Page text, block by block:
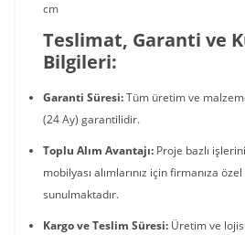
cm
Teslimat, Garanti ve
Bilgileri:
Garanti Süresi:Tüm üretim ve
(24 Ay) garantilidir.
Toplu Alım Avantajı: Proje bazlı
mobilyası alımlarınız için firmanıza
sunulmaktadır.
Kargo ve Teslim Süresi: Üretim ve